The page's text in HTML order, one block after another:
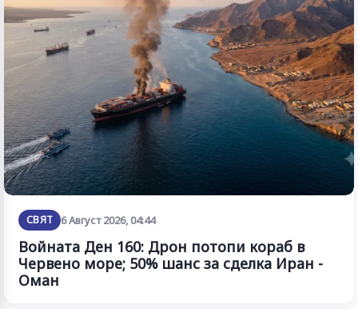
СВЯТ 6 Август 2026, 04:44
Войната Ден 160: Дрон потопи кораб в
Червено море; 50% шанс за сделка Иран -
Оман